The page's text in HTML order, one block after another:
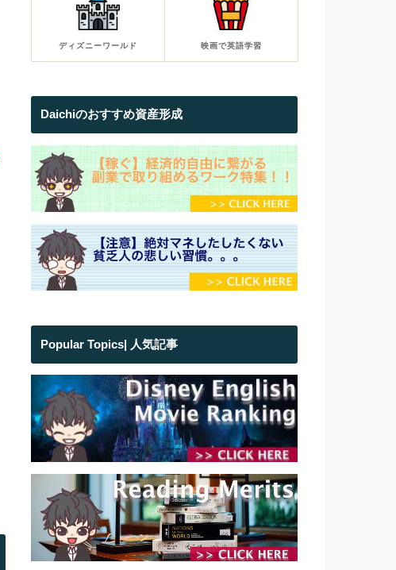
ディズニーワールド 映画で英語学習
Daichiのおすすめ資産形成
Popular Topics| 人気記事